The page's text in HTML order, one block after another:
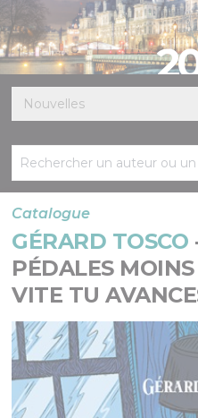
Catalogue
GÉRARD TOSCO
PÉDALES
VITE TU